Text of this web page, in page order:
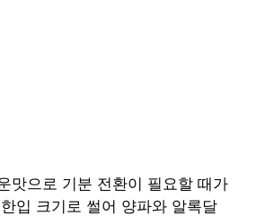
맛으로 기분 전환이 필요할 때가
입 크기로 썰어 양파와 알록달